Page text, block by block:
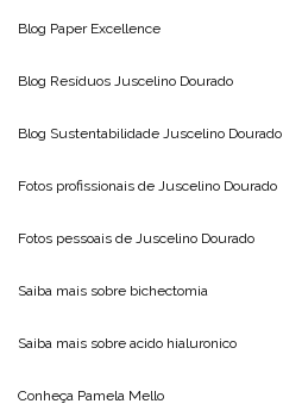
Blog Paper Excellence
Blog Resíduos Juscelino Dourado
Blog Sustentabilidade Juscelino Dourado
Fotos profissionais de Juscelino Dourado
Fotos pessoais de Juscelino Dourado
Saiba mais sobre bichectomia
Saiba mais sobre acido hialuronico
Conheça Pamela Mello